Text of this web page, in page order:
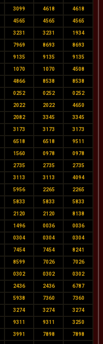
3099 4618 4618
4565 4565 4565
3231 3231 1934
7969 8693 8693
9135 9135 9135
1070 1070 4508
4866 8538 8538
0252 0252 0252
2022 2022 4650
2082 3345 3345
3173 3173 3173
6518 6518 9511
1560 0978 0978
2735 2735 2735
3113 3113 4094
5956 2265 2265
5833 5833 5833
2120 2120 8138
1496 0036 0036
0304 0304 0304
7454 7454 8241
8599 7026 7026
0302 0302 0302
2436 2436 6787
5938 7360 7360
3274 3274 3274
9311 9311 3250
3991 7898 7898